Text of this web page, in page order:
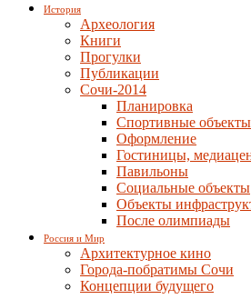
История
Археология
Книги
Прогулки
Публикации
Сочи-2014
Планировка
Спортивные объекты
Оформление
Гостиницы,
Павильоны
Социальные объекты
Объекты
После олимпиады
Россия и Мир
Архитектурное кино
Города-побратимы Сочи
Концепции будущего